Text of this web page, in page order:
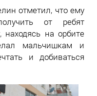
отметил, что ему
от ребят
на орбите
мальчишкам и
и добиваться